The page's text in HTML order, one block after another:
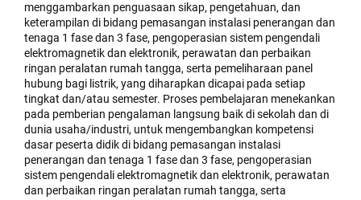
menggambarkan penguasaan sikap, pengetahuan, dan
keterampilan di bidang pemasangan instalasi penerangan dan
tenaga 1 fase dan 3 fase, pengoperasian sistem pengendali
elektromagnetik dan elektronik, perawatan dan perbaikan
ringan peralatan rumah tangga, serta pemeliharaan panel
hubung bagi listrik, yang diharapkan dicapai pada setiap
tingkat dan/atau semester. Proses pembelajaran menekankan
pada pemberian pengalaman langsung baik di sekolah dan di
dunia usaha/industri, untuk mengembangkan kompetensi
dasar peserta didik di bidang pemasangan instalasi
penerangan dan tenaga 1 fase dan 3 fase, pengoperasian
sistem pengendali elektromagnetik dan elektronik, perawatan
dan perbaikan ringan peralatan rumah tangga, serta